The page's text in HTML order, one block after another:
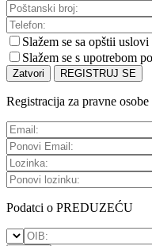
Slažem se sa opštii uslovi
Slažem se s upotrebom
Zatvori REGISTRUJ SE
Registracija za pravne osobe
Podatci o PREDUZEĆU